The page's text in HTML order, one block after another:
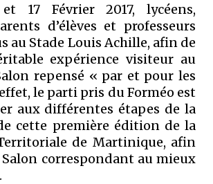
17 Février 2017, lycéens,
d’élèves et professeurs
au Stade Louis Achille, afin de
expérience visiteur au
repensé « par et pour les
le parti pris du Forméo est
aux différentes étapes de la
cette première édition de la
de Martinique, afin
correspondant au mieux